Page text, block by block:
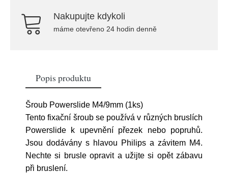
Nakupujte kdykoli
máme otevřeno 24 hodin denně
Popis produktu
Šroub Powerslide M4/9mm (1ks)
Tento fixační šroub se používá v různých bruslích
Powerslide k upevnění přezek nebo popruhů.
Jsou dodávány s hlavou Philips a závitem M4.
Nechte si brusle opravit a užijte si opět zábavu
při bruslení.